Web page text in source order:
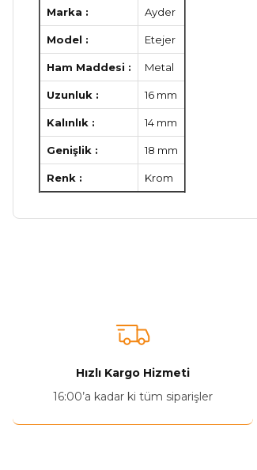
Marka : Ayder
Model : Etejer
Ham Maddesi : Metal
Uzunluk : 16 mm
Kalınlık : 14 mm
Genişlik : 18 mm
Renk : Krom
Ürün açıklamasında eksik bilgiler bulunuyor.
Hızlı Kargo Hizmeti
16:00’a kadar ki tüm siparişler